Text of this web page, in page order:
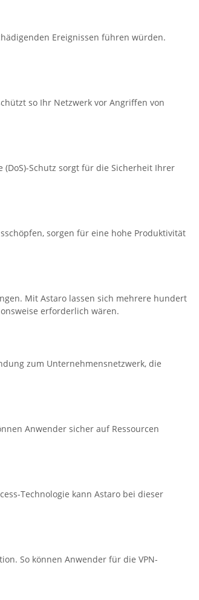
Ereignissen führen würden.
so Ihr Netzwerk vor Angriffen von
Schutz sorgt für die Sicherheit Ihrer
sorgen für eine hohe Produktivität
Mit Astaro lassen sich mehrere hundert
erforderlich wären.
zum Unternehmensnetzwerk, die
Anwender sicher auf Ressourcen
Technologie kann Astaro bei dieser
So können Anwender für die VPN-